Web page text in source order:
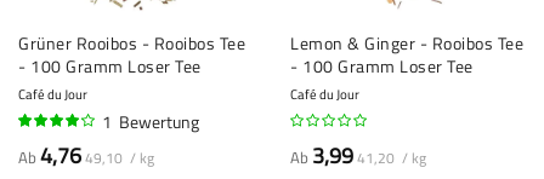
Grüner Rooibos - Rooibos Tee
- 100 Gramm Loser Tee
Café du Jour
80%
1 Bewertung
Ab4,7649,10 / kg
Lemon & Ginger - Rooibos Tee
- 100 Gramm Loser Tee
Café du Jour
Ab 3,9941,20 / kg